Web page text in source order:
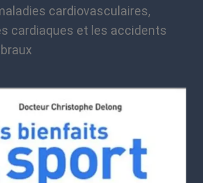
cardiovasculaires,
cardiaques et les accidents